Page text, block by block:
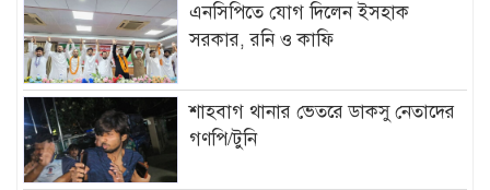
এনসিপিতে যোগ দিলেন ইসহাক
সরকার, রনি ও কাফি
শাহবাগ থানার ভেতরে ডাকসু নেতাদের
গণপি/টুনি